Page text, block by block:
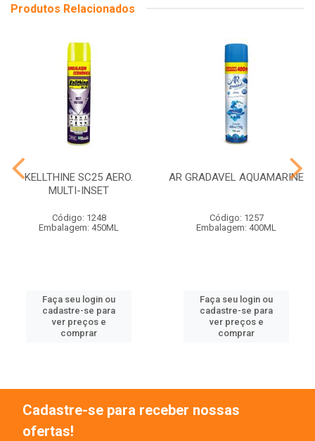
Produtos Relacionados
KELLTHINE SC25 AERO.
MULTI-INSET
Código: 1248
Embalagem: 450ML
Faça seu login ou
cadastre-se para
ver preços e
comprar
AR GRADAVEL AQUAMARINE
Código: 1257
Embalagem: 400ML
Faça seu login ou
cadastre-se para
ver preços e
comprar
Cadastre-se para receber nossas
ofertas!